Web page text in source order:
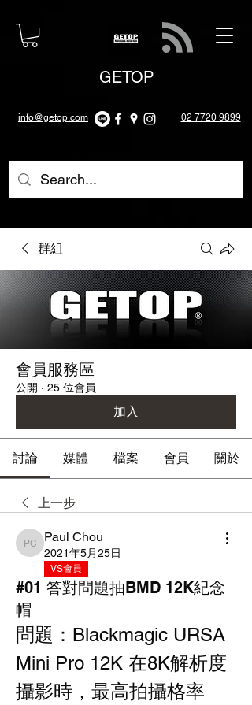
GETOP
info@getop.com 02 7720 9899
群組
會員服務區
公開 · 25 位會員
加入
討論 媒體 檔案 會員 關於
上一步
Paul Chou
Paul Chou
2021年5月25日
VS會員
#01 答對問題抽BMD 12K紀念
帽
問題：Blackmagic URSA
Mini Pro 12K 在8K解析度
攝影時，最高拍攝格率